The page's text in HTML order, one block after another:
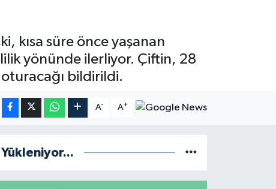
kısa süre önce yaşanan
yönünde ilerliyor. Çiftin, 28
bildirildi.
A- A+
Yükleniyor...